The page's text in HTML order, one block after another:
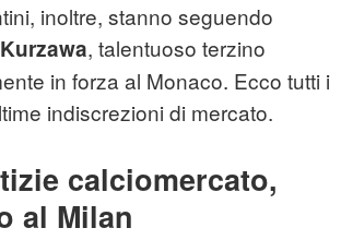
inoltre, stanno seguendo
, talentuoso terzino
in forza al Monaco. Ecco tutti i
indiscrezioni di mercato.
calciomercato,
al Milan